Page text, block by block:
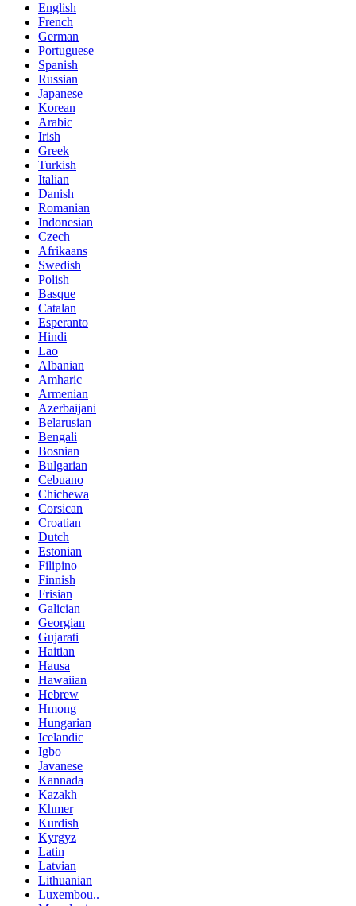
English
French
German
Portuguese
Spanish
Russian
Japanese
Korean
Arabic
Irish
Greek
Turkish
Italian
Danish
Romanian
Indonesian
Czech
Afrikaans
Swedish
Polish
Basque
Catalan
Esperanto
Hindi
Lao
Albanian
Amharic
Armenian
Azerbaijani
Belarusian
Bengali
Bosnian
Bulgarian
Cebuano
Chichewa
Corsican
Croatian
Dutch
Estonian
Filipino
Finnish
Frisian
Galician
Georgian
Gujarati
Haitian
Hausa
Hawaiian
Hebrew
Hmong
Hungarian
Icelandic
Igbo
Javanese
Kannada
Kazakh
Khmer
Kurdish
Kyrgyz
Latin
Latvian
Lithuanian
Luxembou..